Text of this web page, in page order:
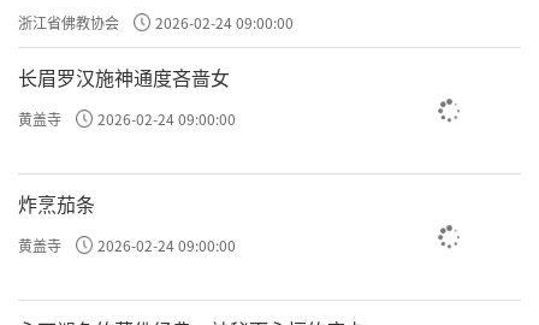
浙江省佛教协会 2026-02-24 09:00:00
长眉罗汉施神通度吝啬女
黄盖寺 2026-02-24 09:00:00
炸烹茄条
黄盖寺 2026-02-24 09:00:00